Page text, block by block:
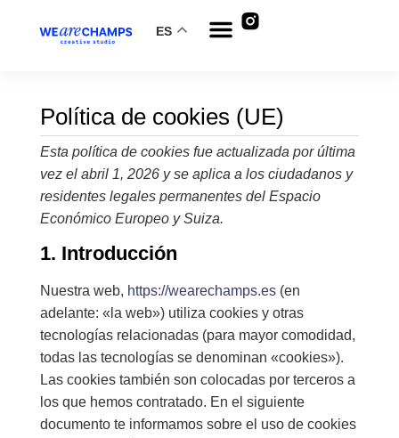
ES
Política de cookies (UE)
Esta política de cookies fue actualizada por última
vez el abril 1, 2026 y se aplica a los ciudadanos y
residentes legales permanentes del Espacio
Económico Europeo y Suiza.
1. Introducción
Nuestra web, https://wearechamps.es(en
adelante: «la web») utiliza cookies y otras
tecnologías relacionadas (para mayor comodidad,
todas las tecnologías se denominan «cookies»).
Las cookies también son colocadas por terceros a
los que hemos contratado. En el siguiente
documento te informamos sobre el uso de cookies